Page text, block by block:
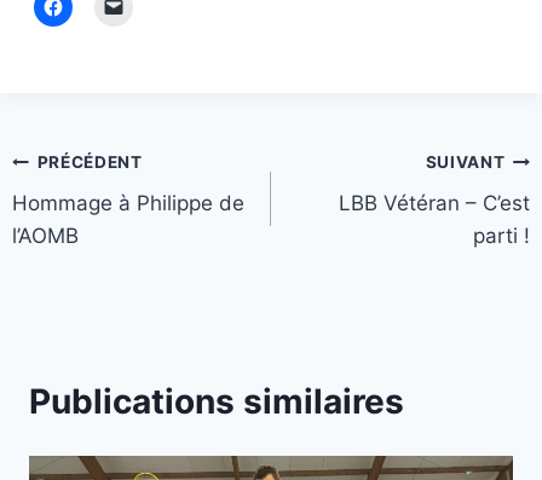
Navigation
de
PRÉCÉDENT
Hommage à Philippe de
l’AOMB
SUIVANT
LBB Vétéran – C’est
parti !
Publications similaires